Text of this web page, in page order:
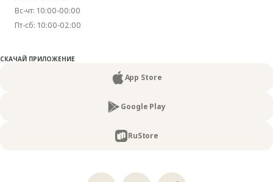
Вс-чт: 10:00-00:00
Пт-сб: 10:00-02:00
CКАЧАЙ ПРИЛОЖЕНИЕ
App Store
Google Play
RuStore